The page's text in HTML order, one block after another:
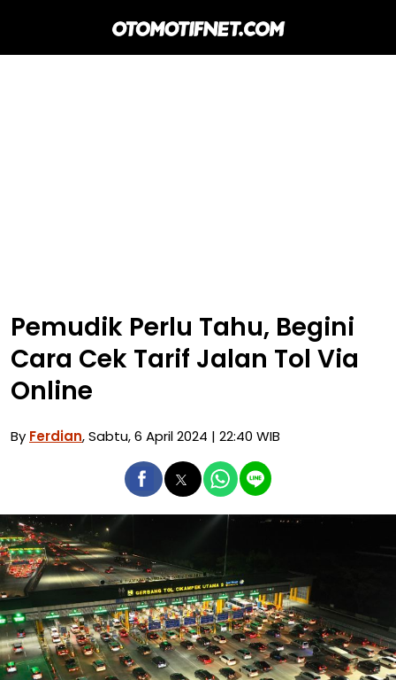
Pemudik Perlu Tahu, Begini
Cara Cek Tarif Jalan Tol Via
Online
By Ferdian, Sabtu, 6 April 2024 | 22:40 WIB